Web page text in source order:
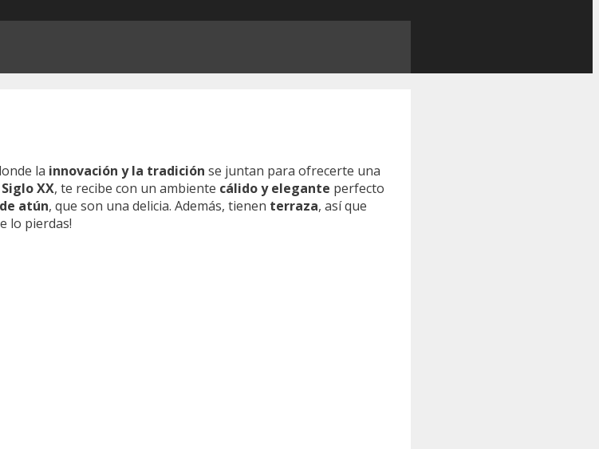
la innovación y la tradición se juntan para ofrecerte una
Siglo XX, te recibe con un ambiente cálido y elegante perfecto
atún, que son una delicia. Además, tienen terraza, así que
lo pierdas!